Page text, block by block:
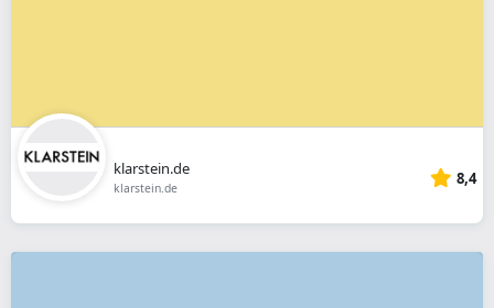
klarstein.de
klarstein.de 8,4